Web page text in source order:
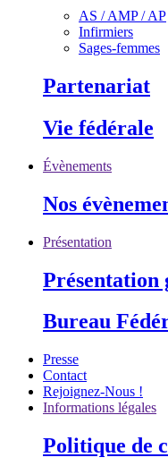
AS / AMP / AP
Infirmiers
Sages-femmes
Partenariat
Vie fédérale
Évènements
Nos
Présentation
Présentation
Bureau
Presse
Contact
Rejoignez-Nous !
Informations légales
Politique de